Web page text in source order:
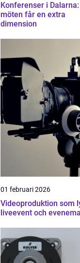
Konferenser i
möten får en extra
dimension
01 februari 2026
Videoproduktion som
liveevent och